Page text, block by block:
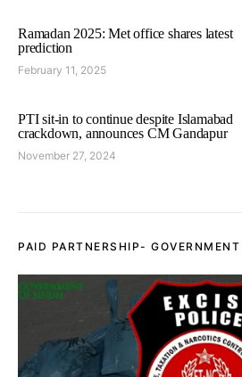
Ramadan 2025: Met office shares latest
prediction
February 11, 2025
PTI sit-in to continue despite Islamabad
crackdown, announces CM Gandapur
November 27, 2024
PAID PARTNERSHIP-